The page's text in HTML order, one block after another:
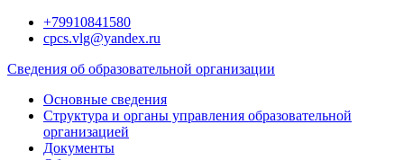
Перейти+79910841580
cpcs.vlg@yandex.ru
Сведения об образовательной организации
Основные сведения
Структура и органы управления образовательной
организацией
Документы